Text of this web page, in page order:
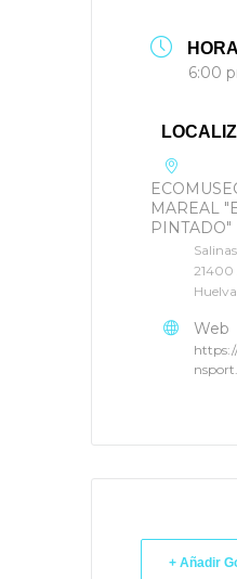
HORA
6:00
MAREAL
PINTADO"
21400
Huelva
Web
+ Añadir